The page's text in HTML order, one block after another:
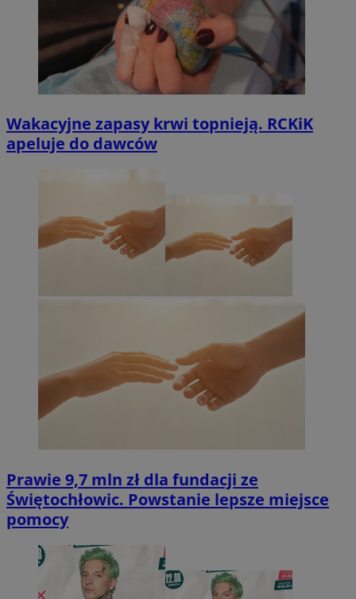
Wakacyjne zapasy krwi topnieją. RCKiK
apeluje do dawców
Prawie 9,7 mln zł dla fundacji ze
Świętochłowic. Powstanie lepsze miejsce
pomocy